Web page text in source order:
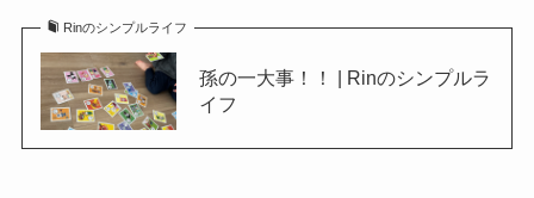
Rinのシンプルライフ
孫の一大事！！ | Rinのシンプルラ
イフ